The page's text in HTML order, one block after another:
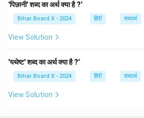
'पिछानी' शब्द का अर्थ क्या है ?'
Bihar Board X - 2024 हिंदी शब्दार्थ
View Solution
'यथेष्ट' शब्द का अर्थ क्या है ?'
Bihar Board X - 2024 हिंदी शब्दार्थ
View Solution